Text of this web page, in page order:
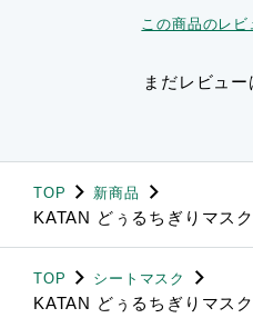
この商品のレビ
まだレビュ
TOP 新商品
KATAN どぅるちぎりマス
TOP シートマスク
KATAN どぅるちぎりマス